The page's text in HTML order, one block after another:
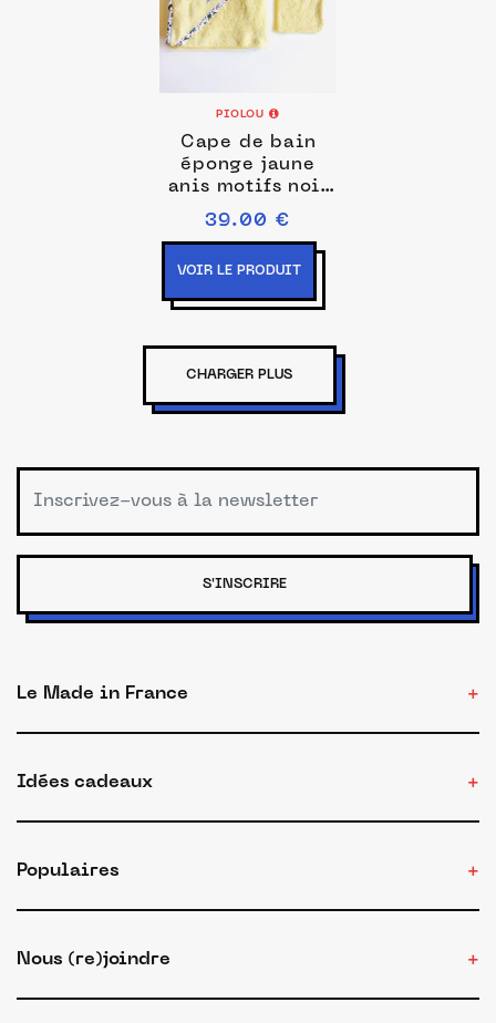
PIOLOU
Cape de bain
éponge jaune
anis motifs noir
et blancs
39.00 €
VOIR LE PRODUIT
CHARGER PLUS
S'INSCRIRE
Le Made in France
Idées cadeaux
Populaires
Nous (re)joindre